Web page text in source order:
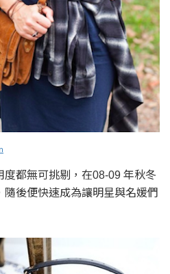
度都無可挑剔，在08-09 年秋冬
後便快速成為讓明星與名媛們